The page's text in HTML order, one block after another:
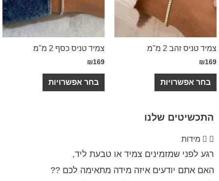
זהב 2 מ"מ צמיד טניס כסף 2 מ"מ
בחר אפשרויות
שלנו
שמזמינים צמיד או טבעת ליד,
יודעים איזה מידה מתאימה לכם ??